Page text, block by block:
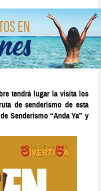
tendrá lugar la visita los
de senderismo de esta
Senderismo “Anda Ya” y